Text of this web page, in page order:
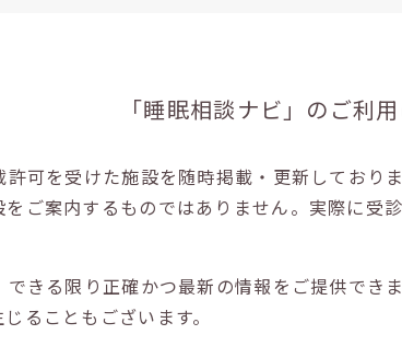
「睡眠相談ナビ」の ご利
許可を受けた施設を随時掲載・更新してお
をご案内するものではありません。実際に
できる限り正確かつ最新の情報をご提供で
ることもございます。